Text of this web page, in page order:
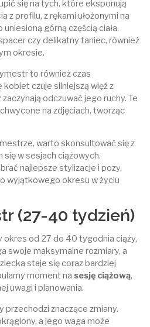
się na tych, które eksponują
z profilu, z rękami ułożonymi na
górną częścią ciała.
czy delikatny taniec, również
okresie.
to również czas
czuje silniejszą więź z
odczuwać jego ruchy. Te
na zdjęciach, tworząc
warto skonsultować się z
w sesjach ciążowych.
najlepsze stylizacje i pozy,
wyjątkowego okresu w życiu
(27-40 tydzień)
okres od 27 do 40 tygodnia ciąży,
swoje maksymalne rozmiary, a
staje się coraz bardziej
moment na sesję ciążową,
uwagi i planowania.
znaczące zmiany.
a jego waga może